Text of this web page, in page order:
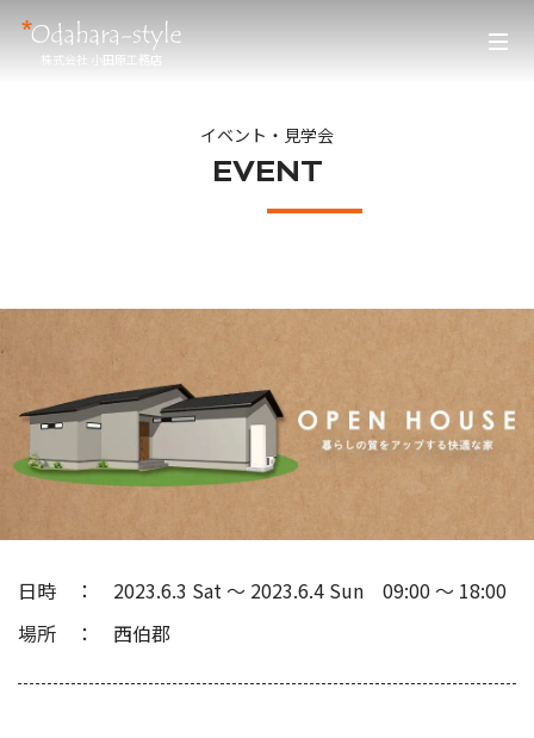
株式会社 小田原工務店
イベント・見学会
EVENT
日時 2023.6.3 Sat 〜 2023.6.4 Sun 09:00 〜 18:00
場所
西伯郡